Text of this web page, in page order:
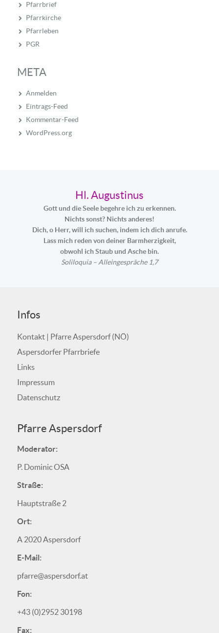
Pfarrbrief
Pfarrkirche
Pfarrleben
PGR
META
Anmelden
Eintrags-Feed
Kommentar-Feed
WordPress.org
Hl. Augustinus
Gott und die Seele begehre ich zu erkennen.
Nichts sonst? Nichts anderes!
Dich, o Herr, will ich suchen, indem ich dich anrufe.
Lass mich reden von deiner Barmherzigkeit,
obwohl ich Staub und Asche bin.
Soliloquia – Alleingespräche 1,7
Infos
Kontakt | Pfarre Aspersdorf (NÖ)
Aspersdorfer Pfarrbriefe
Links
Impressum
Datenschutz
Pfarre Aspersdorf
Moderator:
P. Dominic OSA
Straße:
Hauptstraße 2
Ort:
A 2020 Aspersdorf
E-Mail:
pfarre@aspersdorf.at
Fon:
+43 (0)2952 30198
Fax: